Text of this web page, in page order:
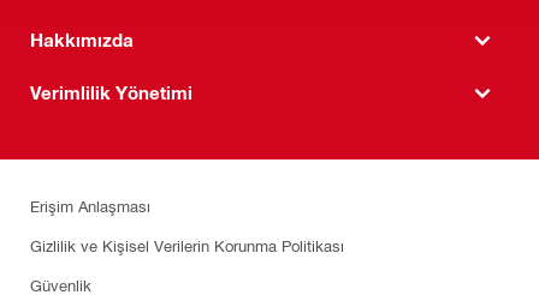
Hakkımızda
Verimlilik Yönetimi
Erişim Anlaşması
Gizlilik ve Kişisel Verilerin Korunma Politikası
Güvenlik